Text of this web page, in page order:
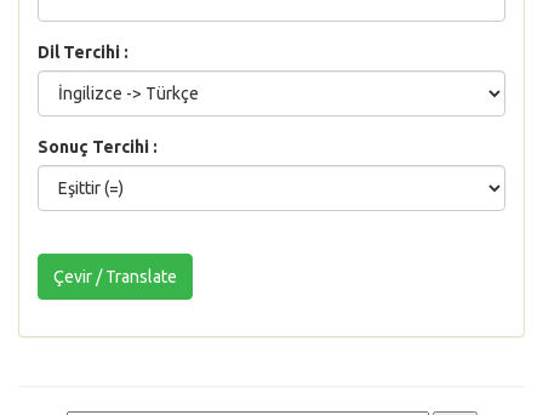
Dil Tercihi :
Sonuç Tercihi :